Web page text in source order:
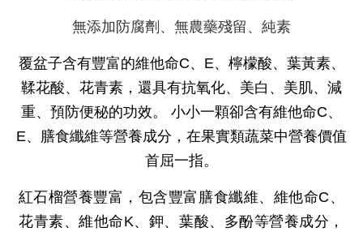
無添加防腐劑、無農藥殘留、純素
覆盆子含有豐富的維他命C、E、檸檬酸、葉黃素、
鞣花酸、花青素 ，還具有抗氧化、美白、美肌、減
重、預防便秘的功效。 小小一顆卻含有維他命C、
E、膳食纖維等營養成分，在果實類蔬菜中營養價值
首屈一指。
紅石榴營養豐富，包含豐富膳食纖維、維他命C、
花青素、維他命K、鉀、葉酸、 多酚等營養成分，